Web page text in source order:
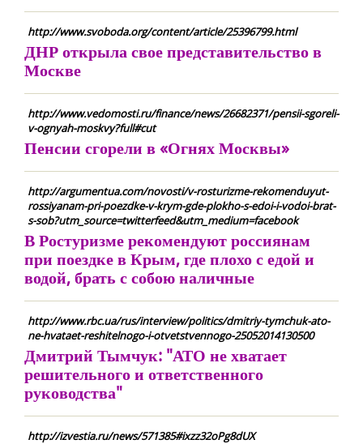
http://www.svoboda.org/content/article/25396799.html
ДНР открыла свое представительство в
Москве
http://www.vedomosti.ru/finance/news/26682371/pensii-sgoreli-
v-ognyah-moskvy?full#cut
Пенсии сгорели в «Огнях Москвы»
http://argumentua.com/novosti/v-rosturizme-rekomenduyut-
rossiyanam-pri-poezdke-v-krym-gde-plokho-s-edoi-i-vodoi-brat-
s-sob?utm_source=twitterfeed&utm_medium=facebook
В Ростуризме рекомендуют россиянам
при поездке в Крым, где плохо с едой и
водой, брать с собою наличные
http://www.rbc.ua/rus/interview/politics/dmitriy-tymchuk-ato-
ne-hvataet-reshitelnogo-i-otvetstvennogo-25052014130500
Дмитрий Тымчук: "АТО не хватает
решительного и ответственного
руководства"
http://izvestia.ru/news/571385#ixzz32oPg8dUX